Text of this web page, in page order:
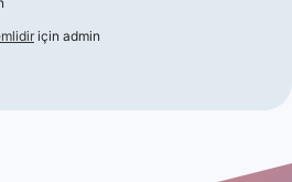
için admin